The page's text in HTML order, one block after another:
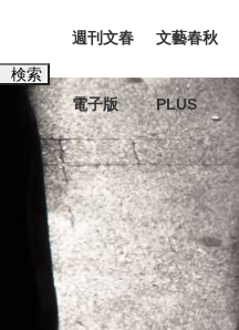
検索
週刊文春
電子版
文藝春秋
PLUS